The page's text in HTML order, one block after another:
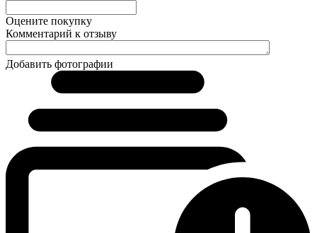
Оцените покупку
Комментарий к отзыву
Добавить фотографии